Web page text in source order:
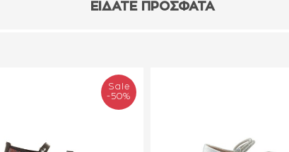
ΕΙΔΑΤΕ ΠΡΟΣΦΑΤΑ
Sale
-50%